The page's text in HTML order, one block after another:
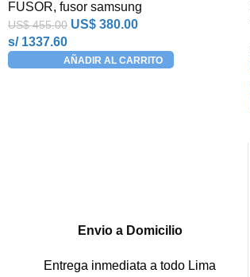
FUSOR, fusor samsung
US$455.00 US$ 380.00
s/ 1337.60
AÑADIR AL CARRITO
Envio a Domicilio
Entrega inmediata a todo Lima